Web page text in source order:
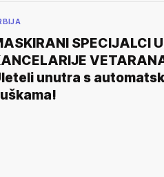
SPECIJALCI
unutra s